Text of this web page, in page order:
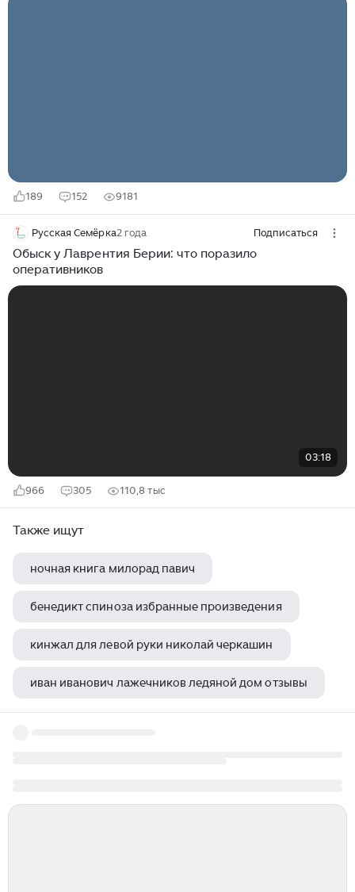
189 152 9181
Русская Семёрка2 года Подписаться
Обыск у Лаврентия Берии: что поразило
оперативников
03:18
966 305 110,8 тыс
Также ищут
ночная книга милорад павич
бенедикт спиноза избранные произведения
кинжал для левой руки николай черкашин
иван иванович лажечников ледяной дом отзывы